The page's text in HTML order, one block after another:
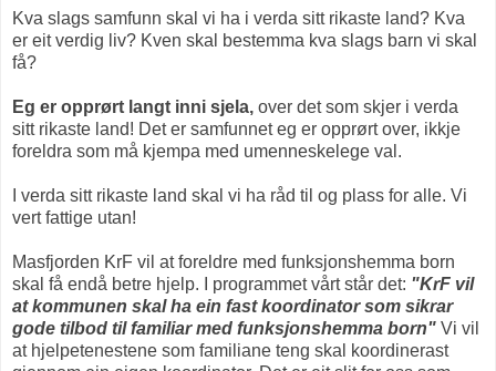
Kva slags samfunn skal vi ha i verda sitt rikaste land? Kva
er eit verdig liv? Kven skal bestemma kva slags barn vi skal
få?
Eg er opprørt langt inni sjela, over det som skjer i verda
sitt rikaste land! Det er samfunnet eg er opprørt over, ikkje
foreldra som må kjempa med umenneskelege val.
I verda sitt rikaste land skal vi ha råd til og plass for alle. Vi
vert fattige utan!
Masfjorden KrF vil at foreldre med funksjonshemma born
skal få endå betre hjelp. I programmet vårt står det: "KrF vil
at kommunen skal ha ein fast koordinator som sikrar
gode tilbod til familiar med funksjonshemma born" Vi vil
at hjelpetenestene som familiane teng skal koordinerast